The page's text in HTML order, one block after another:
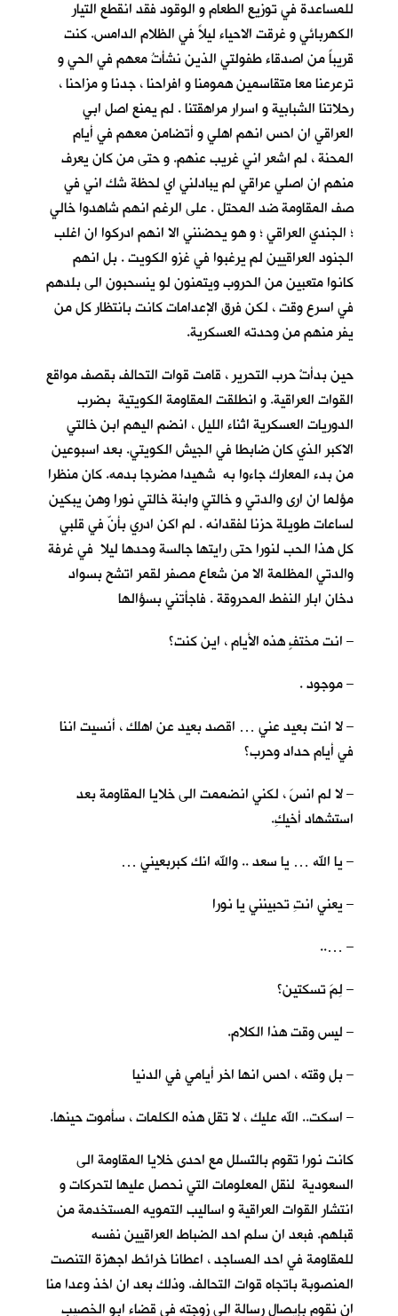
للمساعدة في توزيع الطعام و الوقود فقد انقطع التيار
الكهربائي و غرقت الاحياء ليلاً في الظلام الدامس. كنت
قريباً من اصدقاء طفولتي الذين نشأتُ معهم في الحي و
ترعرعنا معا متقاسمين همومنا و افراحنا ، جدنا و مزاحنا ،
رحلاتنا الشبابية و اسرار مراهقتنا . لم يمنع اصل ابي
العراقي ان احس انهم اهلي و أتضامن معهم في أيام
المحنة ، لم اشعر اني غريب عنهم. و حتى من كان يعرف
منهم ان اصلي عراقي لم يبادلني اي لحظة شك اني في
صف المقاومة ضد المحتل . على الرغم انهم شاهدوا خالي
؛ الجندي العراقي ؛ و هو يحضنني الا انهم ادركوا ان اغلب
الجنود العراقيين لم يرغبوا في غزو الكويت . بل انهم
كانوا متعبين من الحروب ويتمنون لو ينسحبون الى بلدهم
في اسرع وقت ، لكن فرق الإعدامات كانت بانتظار كل من
يفر منهم من وحدته العسكرية.
حين بدأتْ حرب التحرير ، قامت قوات التحالف بقصف مواقع
القوات العراقية. و انطلقت المقاومة الكويتية بضرب
الدوريات العسكرية اثناء الليل ، انضم اليهم ابن خالتي
الاكبر الذي كان ضابطا في الجيش الكويتي. بعد اسبوعين
من بدء المعارك جاءوا به شهيدا مضرجا بدمه. كان منظرا
مؤلما ان ارى والدتي و خالتي وابنة خالتي نورا وهن يبكين
لساعات طويلة حزنا لفقدانه . لم اكن ادري بأنّ في قلبي
كل هذا الحب لنورا حتى رايتها جالسة وحدها ليلا في غرفة
والدتي المظلمة الا من شعاع مصفر لقمر اتشح بسواد
دخان ابار النفط المحروقة . فاجأتني بسؤالها
– انت مختفٍ هذه الأيام ، اين كنت؟
– موجود .
– لا انت بعيد عني … اقصد بعيد عن اهلك ، أنسيت اننا
في أيام حداد وحرب؟
– لا لم انسَ ، لكني انضممت الى خلايا المقاومة بعد
استشهاد أخيكِ.
– يا الله … يا سعد .. والله انك كبربعيني …
– يعني انتِ تحبينني يا نورا
– …..
– لِمَ تسكتين؟
– ليس وقت هذا الكلام.
– بل وقته ، احس انها اخر أيامي في الدنيا
– اسكت.. الله عليك ، لا تقل هذه الكلمات ، سأموت حينها.
كانت نورا تقوم بالتَسلل مع احدى خلايا المقاومة الى
السعودية لنقل المعلومات التي نحصل عليها لتحركات و
انتشار القوات العراقية و اساليب التمويه المستخدمة من
قبلهم. فبعد ان سلم احد الضباط العراقيين نفسه
للمقاومة في احد المساجد ، اعطانا خرائط اجهزة التنصت
المنصوبة باتجاه قوات التحالف. وذلك بعد ان اخذ وعدا منا
ان نقوم بإيصال رسالة الى زوجته في قضاء ابو الخصيب